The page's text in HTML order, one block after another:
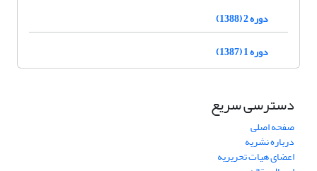
دوره 2 (1388)
دوره 1 (1387)
دسترسی سریع
صفحه اصلی
درباره نشریه
اعضای هیات تحریریه